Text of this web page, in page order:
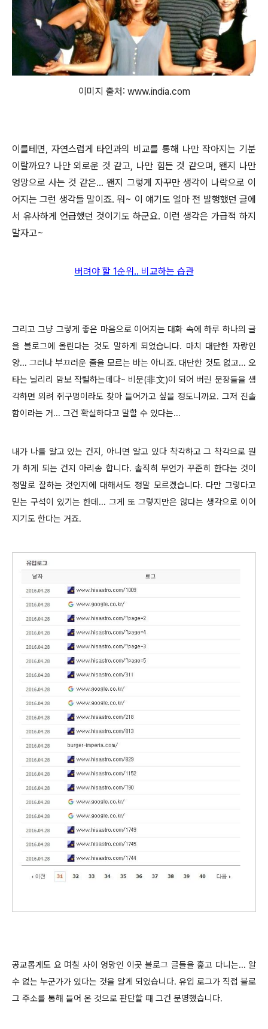
이미지 출처: www.india.com
이를테면, 자연스럽게 타인과의 비교를 통해 나만 작아지는 기분
이랄까요? 나만 외로운 것 같고, 나만 힘든 것 같으며, 왠지 나만
엉망으로 사는 것 같은... 왠지 그렇게 자꾸만 생각이 나락으로 이
어지는 그런 생각들 말이죠. 뭐~ 이 얘기도 얼마 전 발행했던 글에
서 유사하게 언급했던 것이기도 하군요. 이런 생각은 가급적 하지
말자고~
버려야 할 1순위.. 비교하는 습관
그리고 그냥 그렇게 좋은 마음으로 이어지는 대화 속에 하루 하나의 글
을 블로그에 올린다는 것도 말하게 되었습니다. 마치 대단한 자랑인
양... 그러나 부끄러운 줄을 모르는 바는 아니죠. 대단한 것도 없고... 오
타는 닐리리 맘보 작렬하는데다~ 비문(非文)이 되어 버린 문장들을 생
각하면 외려 쥐구멍이라도 찾아 들어가고 싶을 정도니까요. 그저 진솔
함이라는 거... 그건 확실하다고 말할 수 있다는...
내가 나를 알고 있는 건지, 아니면 알고 있다 착각하고 그 착각으로 뭔
가 하게 되는 건지 아리송 합니다. 솔직히 무언가 꾸준히 한다는 것이
정말로 잘하는 것인지에 대해서도 정말 모르겠습니다. 다만 그렇다고
믿는 구석이 있기는 한데... 그게 또 그렇지만은 않다는 생각으로 이어
지기도 한다는 거죠.
공교롭게도 요 며칠 사이 엉망인 이곳 블로그 글들을 훑고 다니는... 알
수 없는 누군가가 있다는 것을 알게 되었습니다. 유입 로그가 직접 블로
그 주소를 통해 들어 온 것으로 판단할 때 그건 분명했습니다.